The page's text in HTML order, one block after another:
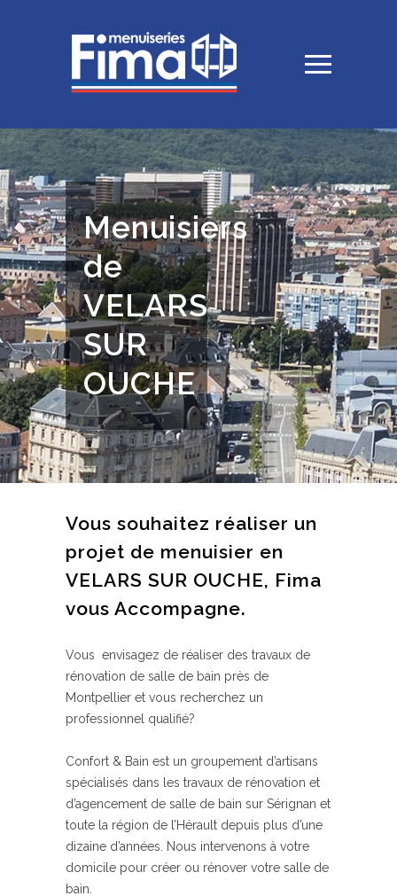
Menuisiers
de
VELARS
SUR
OUCHE
Vous souhaitez réaliser un
projet de menuisier en
VELARS SUR OUCHE, Fima
vous Accompagne.
Vous envisagez de réaliser des travaux de
rénovation de salle de bain près de
Montpellier et vous recherchez un
professionnel qualifié?
Confort & Bain est un groupement d’artisans
spécialisés dans les travaux de rénovation et
d’agencement de salle de bain sur Sérignan et
toute la région de l’Hérault depuis plus d’une
dizaine d’années. Nous intervenons à votre
domicile pour créer ou rénover votre salle de
bain.